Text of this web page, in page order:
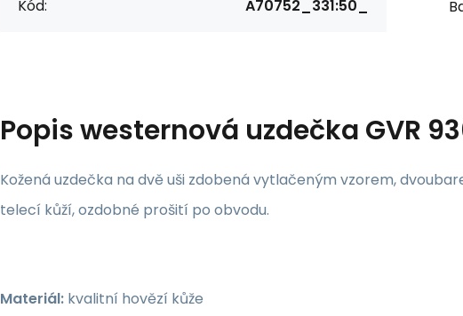
Kód: A70752_331:50_
Popiswesternová uzdečka GVR
Kožená uzdečka na dvě uši zdobená vytlačeným vzorem,
telecí kůží, ozdobné prošití po obvodu.
Materiál: kvalitní hovězí kůže